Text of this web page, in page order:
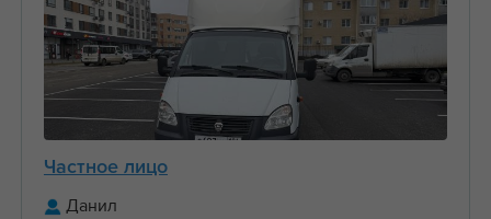
Частное лицо
Данил